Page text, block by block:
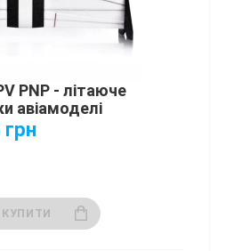
PNP - літаюче
авіамоделі
КУПИТИ